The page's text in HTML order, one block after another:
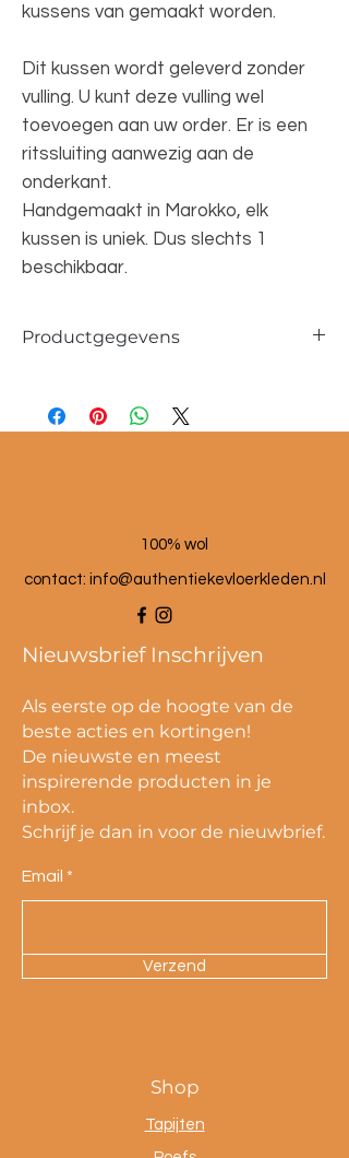
kussens van gemaakt worden.
Dit kussen wordt geleverd zonder
vulling. U kunt deze vulling wel
toevoegen aan uw order. Er is een
ritssluiting aanwezig aan de
onderkant.
Handgemaakt in Marokko, elk
kussen is uniek. Dus slechts 1
beschikbaar.
Productgegevens
100% wol
contact: info@authentiekevloerkleden.nl
Nieuwsbrief Inschrijven
Als eerste op de hoogte van de
beste acties en kortingen!
De nieuwste en meest
inspirerende producten in je
inbox.
Schrijf je dan in voor de nieuwbrief.
Email
Verzend
Shop
Tapijten